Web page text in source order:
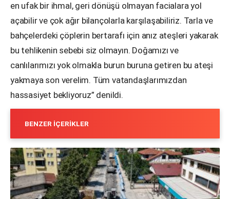
en ufak bir ihmal, geri dönüşü olmayan facialara yol
açabilir ve çok ağır bilançolarla karşılaşabiliriz. Tarla ve
bahçelerdeki çöplerin bertarafı için anız ateşleri yakarak
bu tehlikenin sebebi siz olmayın. Doğamızı ve
canlılarımızı yok olmakla burun buruna getiren bu ateşi
yakmaya son verelim. Tüm vatandaşlarımızdan
hassasiyet bekliyoruz” denildi.
BENZER İÇERIKLER